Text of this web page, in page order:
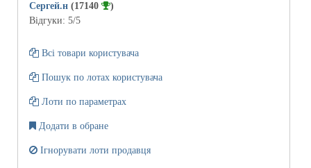
Сергей.н (17140
)
Відгуки: 5/5
Всі товари користувача
Пошук по лотах користувача
Лоти по параметрах
Додати в обране
Ігнорувати лоти продавця